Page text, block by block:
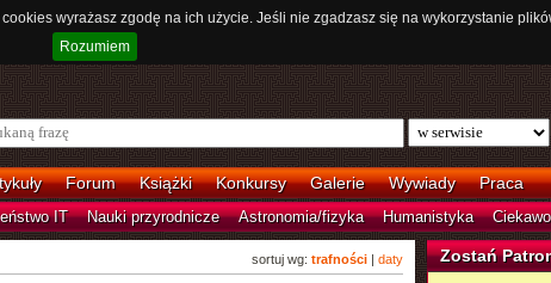
wyrażasz zgodę na ich użycie. Jeśli nie zgadzasz się na wykorzystanie
Rozumiem
Forum Książki Konkursy Galerie Wywiady Praca
IT Nauki przyrodnicze Astronomia/fizyka Humanistyka
sortuj wg: trafności| daty Zostań